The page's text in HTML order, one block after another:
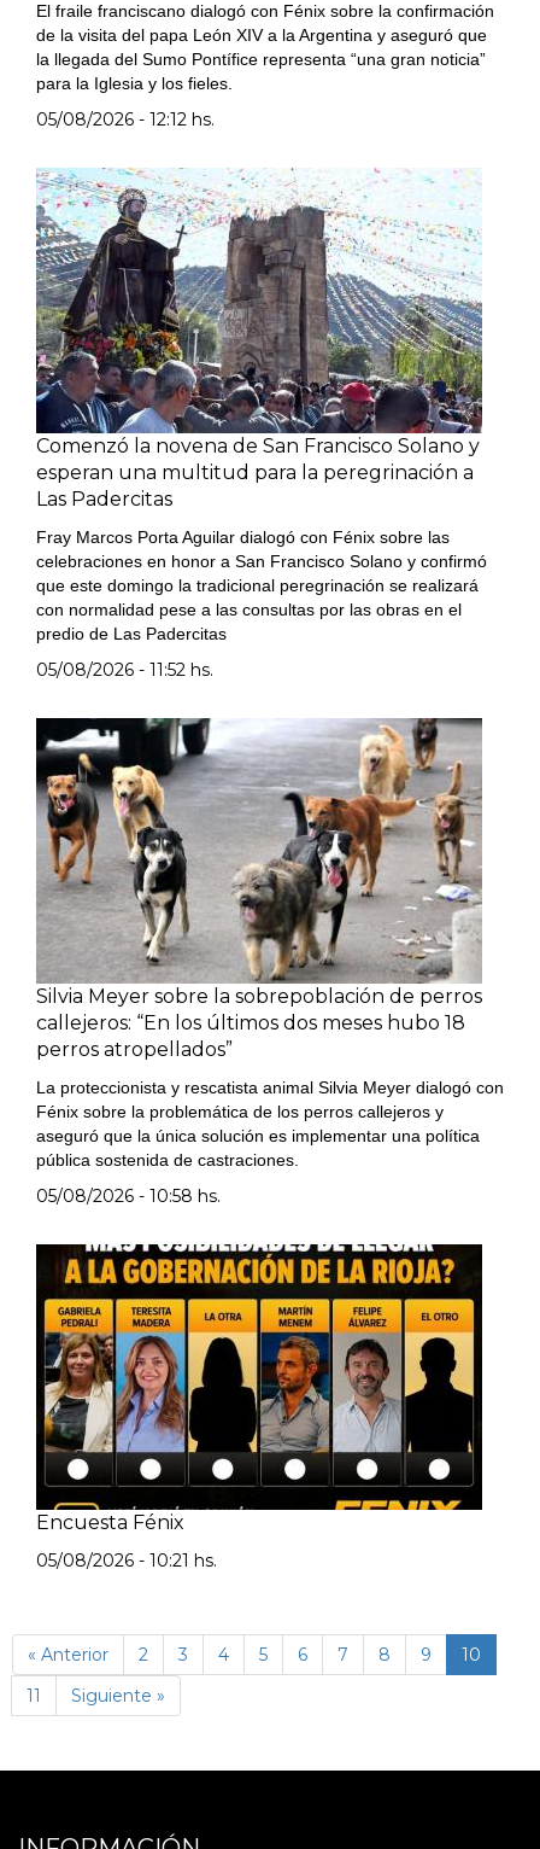
El fraile franciscano dialogó con Fénix sobre la confirmación
de la visita del papa León XIV a la Argentina y aseguró que
la llegada del Sumo Pontífice representa “una gran noticia”
para la Iglesia y los fieles.
05/08/2026 - 12:12 hs.
Comenzó la novena de San Francisco Solano y
esperan una multitud para la peregrinación a
Las Padercitas
Fray Marcos Porta Aguilar dialogó con Fénix sobre las
celebraciones en honor a San Francisco Solano y confirmó
que este domingo la tradicional peregrinación se realizará
con normalidad pese a las consultas por las obras en el
predio de Las Padercitas
05/08/2026 - 11:52 hs.
Silvia Meyer sobre la sobrepoblación de perros
callejeros: “En los últimos dos meses hubo 18
perros atropellados”
La proteccionista y rescatista animal Silvia Meyer dialogó con
Fénix sobre la problemática de los perros callejeros y
aseguró que la única solución es implementar una política
pública sostenida de castraciones.
05/08/2026 - 10:58 hs.
Encuesta Fénix
05/08/2026 - 10:21 hs.
« Anterior 2 3 4 5 6 7 8 9 10
actual)
11
Siguiente »